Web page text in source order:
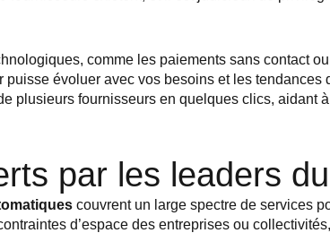
comme les paiements sans contact
évoluer avec vos besoins et les tendances
plusieurs fournisseurs en quelques clics, aidant
par les leaders
couvrent un large spectre de services
d’espace des entreprises ou